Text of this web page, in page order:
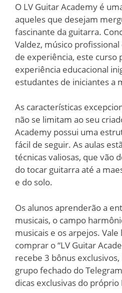
O LV Guitar Academy é
aqueles que desejam
fascinante da guitarra.
Valdez, músico
de experiência, este curso
experiência educacional
estudantes de iniciantes a
As características
não se limitam ao seu
Academy possui uma
fácil de seguir. As aulas
técnicas valiosas, que vão
do tocar guitarra até a
e do solo.
Os alunos aprenderão a
musicais, o campo
musicais e os arpejos.
comprar o “LV Guitar
recebe 3 bônus
grupo fechado do
dicas exclusivas do próprio